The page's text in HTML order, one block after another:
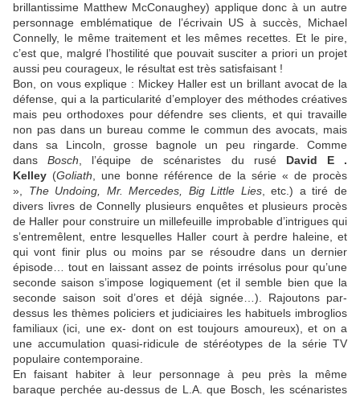
brillantissime Matthew McConaughey) applique donc à un autre
personnage emblématique de l’écrivain US à succès, Michael
Connelly, le même traitement et les mêmes recettes. Et le pire,
c’est que, malgré l’hostilité que pouvait susciter a priori un projet
aussi peu courageux, le résultat est très satisfaisant !
Bon, on vous explique : Mickey Haller est un brillant avocat de la
défense, qui a la particularité d’employer des méthodes créatives
mais peu orthodoxes pour défendre ses clients, et qui travaille
non pas dans un bureau comme le commun des avocats, mais
dans sa Lincoln, grosse bagnole un peu ringarde. Comme
dansBosch , l’équipe de scénaristes du rusé David E .
Kelley (Goliath , une bonne référence de la série « de procès
», The Undoing, Mr. Mercedes, Big Little Lies, etc.) a tiré de
divers livres deConnelly plusieurs enquêtes et plusieurs procès
de Haller pour construire un millefeuille improbable d’intrigues qui
s’entremêlent, entre lesquelles Haller court à perdre haleine, et
qui vont finir plus ou moins par se résoudre dans un dernier
épisode… tout en laissant assez de points irrésolus pour qu’une
seconde saison s’impose logiquement (et il semble bien que la
seconde saison soit d’ores et déjà signée…). Rajoutons par-
dessus les thèmes policiers et judiciaires les habituels imbroglios
familiaux (ici, une ex- dont on est toujours amoureux), et on a
une accumulation quasi-ridicule de stéréotypes de la série TV
populaire contemporaine.
En faisant habiter à leur personnage à peu près la même
baraque perchée au-dessus de L.A. que Bosch, les scénaristes